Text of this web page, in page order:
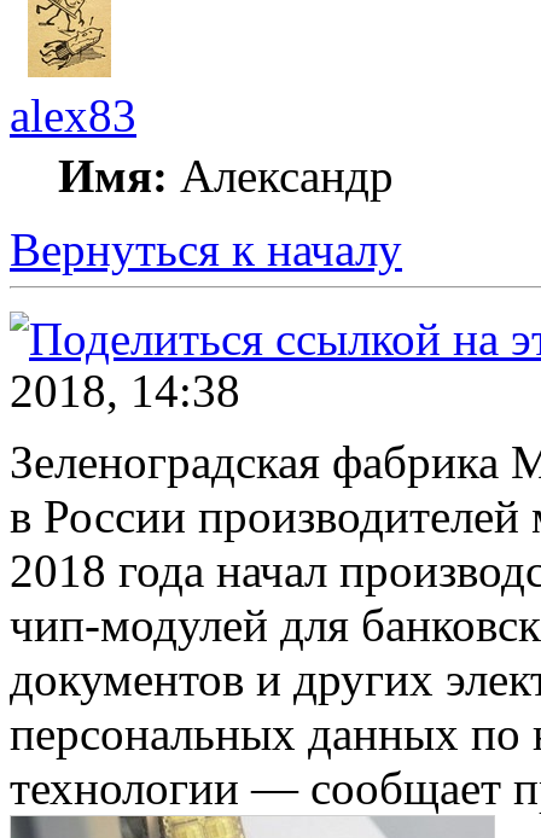
alex83
Имя: Александр
Вернуться к началу
2018, 14:38
Зеленоградская
в России
2018 года начал
чип-модулей для
документов и других
персональных данных по
технологии — сообщает